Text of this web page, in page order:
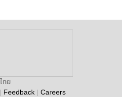
ทย
| Feedback | Careers